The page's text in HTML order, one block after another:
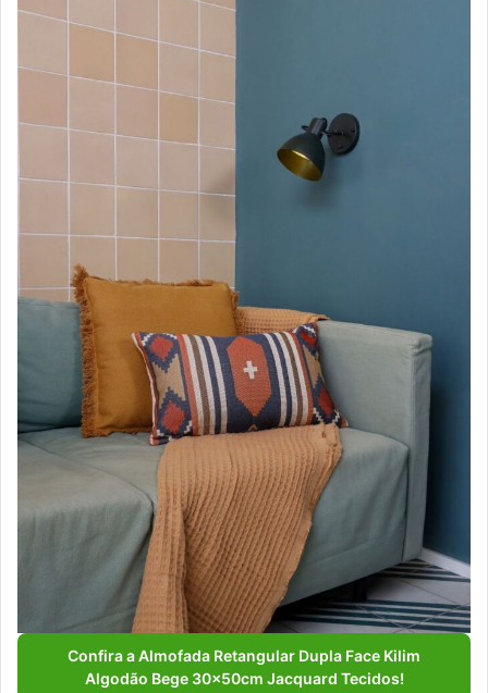
Confira a Almofada Retangular Dupla Face Kilim
Algodão Bege 30x50cm Jacquard Tecidos!